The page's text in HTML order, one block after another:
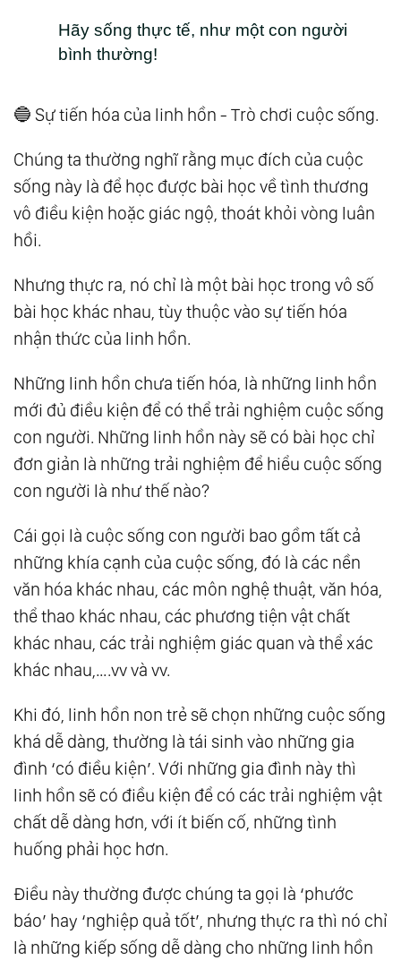
Hãy sống thực tế, như một con người
bình thường!
🔵 Sự tiến hóa của linh hồn - Trò chơi cuộc sống.
Chúng ta thường nghĩ rằng mục đích của cuộc
sống này là để học được bài học về tình thương
vô điều kiện hoặc giác ngộ, thoát khỏi vòng luân
hồi.
Nhưng thực ra, nó chỉ là một bài học trong vô số
bài học khác nhau, tùy thuộc vào sự tiến hóa
nhận thức của linh hồn.
Những linh hồn chưa tiến hóa, là những linh hồn
mới đủ điều kiện để có thể trải nghiệm cuộc sống
con người. Những linh hồn này sẽ có bài học chỉ
đơn giản là những trải nghiệm để hiểu cuộc sống
con người là như thế nào?
Cái gọi là cuộc sống con người bao gồm tất cả
những khía cạnh của cuộc sống, đó là các nền
văn hóa khác nhau, các môn nghệ thuật, văn hóa,
thể thao khác nhau, các phương tiện vật chất
khác nhau, các trải nghiệm giác quan và thể xác
khác nhau,….vv và vv.
Khi đó, linh hồn non trẻ sẽ chọn những cuộc sống
khá dễ dàng, thường là tái sinh vào những gia
đình ‘có điều kiện’. Với những gia đình này thì
linh hồn sẽ có điều kiện để có các trải nghiệm vật
chất dễ dàng hơn, với ít biến cố, những tình
huống phải học hơn.
Điều này thường được chúng ta gọi là ‘phước
báo’ hay ‘nghiệp quả tốt’, nhưng thực ra thì nó chỉ
là những kiếp sống dễ dàng cho những linh hồn